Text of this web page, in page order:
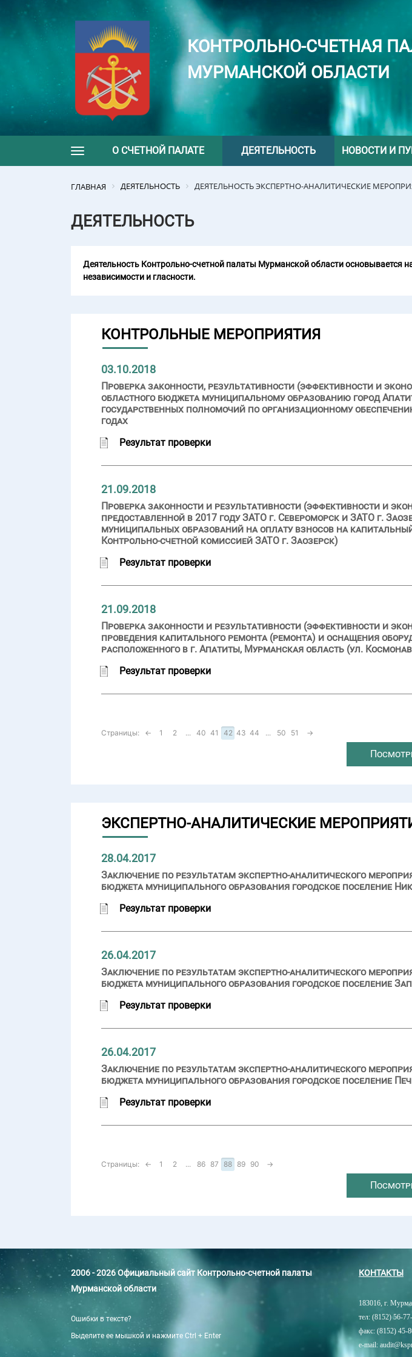
КОНТРОЛЬНО-СЧЕТНАЯ
МУРМАНСКОЙ ОБЛАСТИ
Toggle navigation
О СЧЕТНОЙ ПАЛАТЕ ДЕЯТЕЛЬНОСТЬ НОВОСТИ И
ГЛАВНАЯ ДЕЯТЕЛЬНОСТЬ ДЕЯТЕЛЬНОСТЬ ЭКСПЕРТНО-АНАЛИТИЧЕСКИЕ
ДЕЯТЕЛЬНОСТЬ
Деятельность Контрольно-счетной палаты Мурманской области основывается
независимости и гласности.
КОНТРОЛЬНЫЕ МЕРОПРИЯТИЯ
03.10.2018
Проверка законности, результативности (эффективности и
областного бюджета муниципальному образованию город
государственных полномочий по организационному
годах
Результат проверки
21.09.2018
Проверка законности и результативности (эффективности и
предоставленной в 2017 году ЗАТО г. Североморск и ЗАТО г.
муниципальных образований на оплату взносов на
Контрольно-счетной комиссией ЗАТО г. Заозерск)
Результат проверки
21.09.2018
Проверка законности и результативности (эффективности и
проведения капитального ремонта (ремонта) и оснащения
расположенного в г. Апатиты, Мурманская область (ул.
Результат проверки
Страницы: ← 1 2 ... 40 41 42 43 44 ... 50 51 →
ЭКСПЕРТНО-АНАЛИТИЧЕСКИЕ
28.04.2017
Заключение по результатам экспертно-аналитического
бюджета муниципального образования городское поселение
Результат проверки
26.04.2017
Заключение по результатам экспертно-аналитического
бюджета муниципального образования городское поселение
Результат проверки
26.04.2017
Заключение по результатам экспертно-аналитического
бюджета муниципального образования городское поселение
Результат проверки
Страницы: ← 1 2 ... 86 87 88 89 90 →
2006 - 2026 Официальный сайт Контрольно-счетной палаты
Мурманской области
Ошибки в тексте?
Выделите ее мышкой и нажмите Ctrl + Enter
КОНТАКТЫ
183016, г.
тел: (8152) 56-
факс: (8152) 45-
e-mail: